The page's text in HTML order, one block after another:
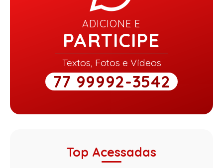
ADICIONE E
PARTICIPE
Textos, Fotos e Vídeos
77 99992-3542
Top Acessadas